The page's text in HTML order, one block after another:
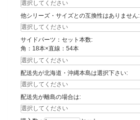
他シリーズ・サイズとの互換性はありません:
サイドパーツ：セット本数:
角：18本×直線：54本
配送先が北海道・沖縄本島は選択下さい:
配送先が離島の場合は: